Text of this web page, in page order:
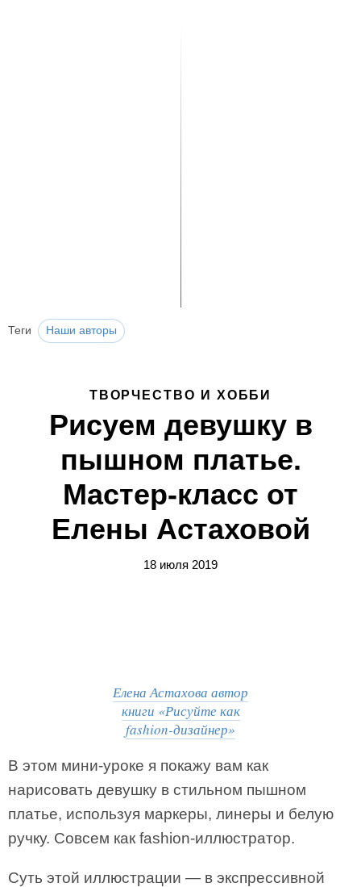
Теги Наши авторы
ТВОРЧЕСТВО И ХОББИ
Рисуем девушку в
пышном платье.
Мастер-класс от
Елены Астаховой
18 июля 2019
Елена Астахова автор
книги «Рисуйте как
fashion-дизайнер»
В этом мини-уроке я покажу вам как
нарисовать девушку в стильном пышном
платье, используя маркеры, линеры и белую
ручку. Совсем как fashion-иллюстратор.
Суть этой иллюстрации — в экспрессивной